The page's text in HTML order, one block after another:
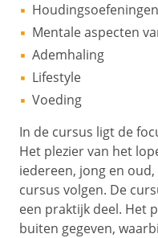
Houdingsoefeningen
Mentale aspecten
Ademhaling
Lifestyle
Voeding
In de cursus ligt de
Het plezier van het
iedereen, jong en
cursus volgen. De
een praktijk deel. Het
buiten gegeven,